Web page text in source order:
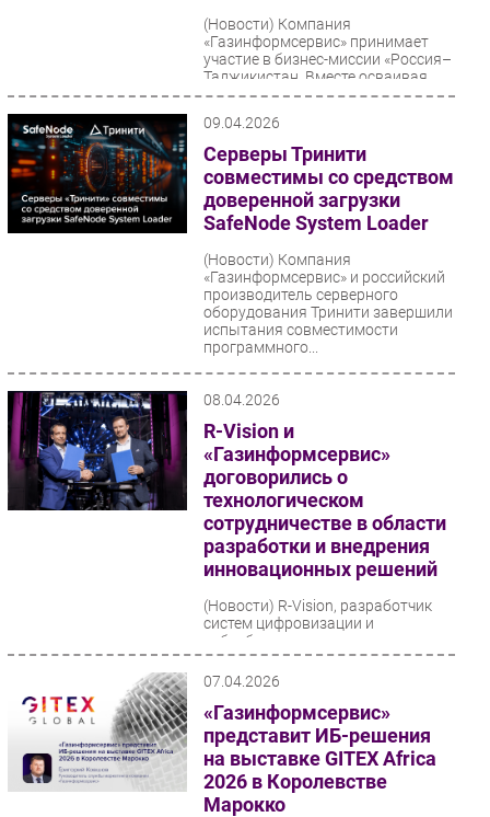
(Новости) Компания
«Газинформсервис» принимает
участие в бизнес-миссии «Россия–
Таджикистан. Вместе осваивая
цифровое будущее», которая
09.04.2026
Серверы Тринити
совместимы со средством
доверенной загрузки
SafeNode System Loader
(Новости) Компания
«Газинформсервис» и российский
производитель серверного
оборудования Тринити завершили
испытания совместимости
программного...
08.04.2026
R-Vision и
«Газинформсервис»
договорились о
технологическом
сотрудничестве в области
разработки и внедрения
инновационных решений
(Новости) R-Vision, разработчик
систем цифровизации и
кибербезопасности, и
«Газинформсервис», интегратор и
вендор продуктов в области
безопасности...
07.04.2026
«Газинформсервис»
представит ИБ-решения
на выставке GITEX Africa
2026 в Королевстве
Марокко